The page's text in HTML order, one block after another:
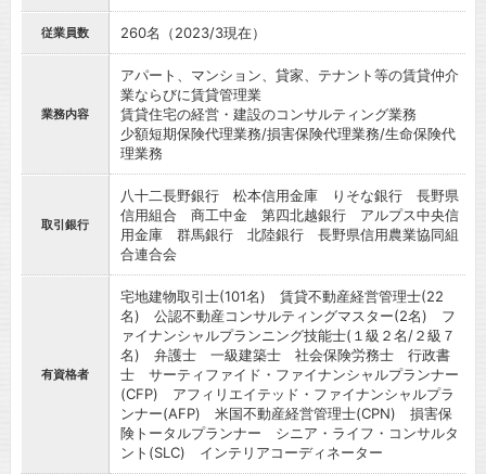
従業員数 260名（2023/3現在）
業務内容
アパート、マンション、貸家、テナント等の賃貸仲介
業ならびに賃貸管理業
賃貸住宅の経営・建設のコンサルティング業務
少額短期保険代理業務/損害保険代理業務/生命保険代
理業務
取引銀行
八十二長野銀行 松本信用金庫 りそな銀行 長野県
信用組合 商工中金 第四北越銀行 アルプス中央信
用金庫 群馬銀行 北陸銀行 長野県信用農業協同組
合連合会
有資格者
宅地建物取引士(101名) 賃貸不動産経営管理士(22
名) 公認不動産コンサルティングマスター(2名) フ
ァイナンシャルプランニング技能士(１級２名/２級７
名) 弁護士 一級建築士 社会保険労務士 行政書
士 サーティファイド・ファイナンシャルプランナー
(CFP) アフィリエイテッド・ファイナンシャルプラ
ンナー(AFP) 米国不動産経営管理士(CPN) 損害保
険トータルプランナー シニア・ライフ・コンサルタ
ント(SLC) インテリアコーディネーター